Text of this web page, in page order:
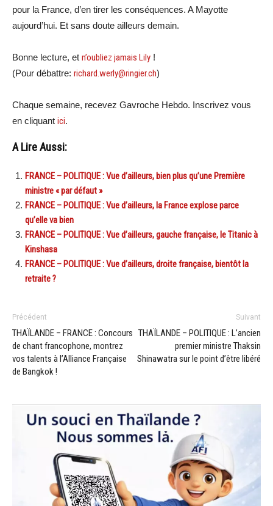
pour la France, d’en tirer les conséquences. A Mayotte
aujourd’hui. Et sans doute ailleurs demain.
Bonne lecture, et n’oubliez jamais Lily !
(Pour débattre: richard.werly@ringier.ch)
Chaque semaine, recevez Gavroche Hebdo. Inscrivez vous
en cliquant ici.
A Lire Aussi:
FRANCE – POLITIQUE : Vue d’ailleurs, bien plus qu’une Première
ministre « par défaut »
FRANCE – POLITIQUE : Vue d’ailleurs, la France explose parce
qu’elle va bien
FRANCE – POLITIQUE : Vue d’ailleurs, gauche française, le Titanic à
Kinshasa
FRANCE – POLITIQUE : Vue d’ailleurs, droite française, bientôt la
retraite ?
Précédent
THAÏLANDE – FRANCE : Concours
de chant francophone, montrez
vos talents à l’Alliance Française
de Bangkok !
Suivant
THAÏLANDE – POLITIQUE : L’ancien
premier ministre Thaksin
Shinawatra sur le point d’être libéré